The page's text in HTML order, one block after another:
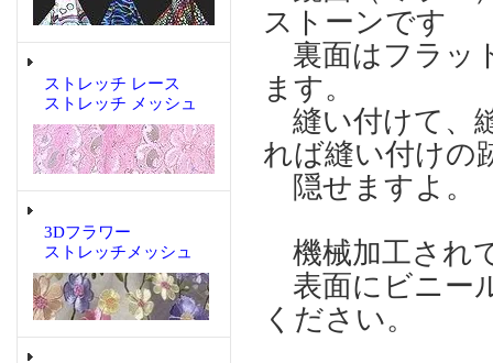
ストレッチ レース
ストレッチ メッシュ
3Dフラワー
ストレッチメッシュ
ストーンです
裏面はフラッ
ます。
縫い付けて、
れば縫い付けの
隠せますよ。
機械加工され
表面にビニー
ください。